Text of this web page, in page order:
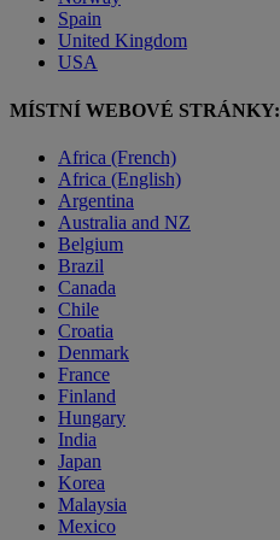
Spain
United Kingdom
USA
MÍSTNÍ WEBOVÉ STRÁNKY:
Africa (French)
Africa (English)
Argentina
Australia and NZ
Belgium
Brazil
Canada
Chile
Croatia
Denmark
France
Finland
Hungary
India
Japan
Korea
Malaysia
Mexico